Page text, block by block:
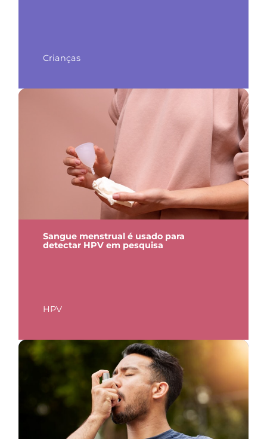
Crianças
Sangue menstrual é usado para
detectar HPV em pesquisa
HPV